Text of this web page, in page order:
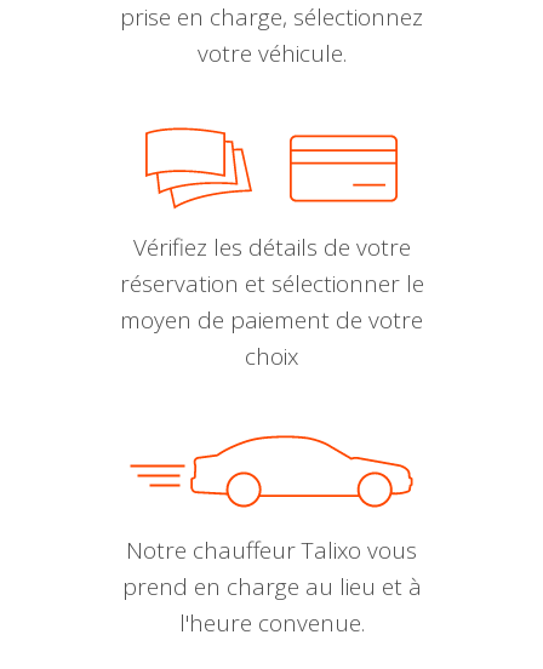
prise en charge, sélectionnez
votre véhicule.
Vérifiez les détails de votre
réservation et sélectionner le
moyen de paiement de votre
choix
Notre chauffeur Talixo vous
prend en charge au lieu et à
l'heure convenue.